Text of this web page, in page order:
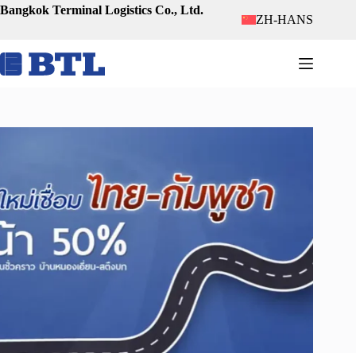
跳
容
Bangkok Terminal Logistics Co., Ltd.
ZH-HANS